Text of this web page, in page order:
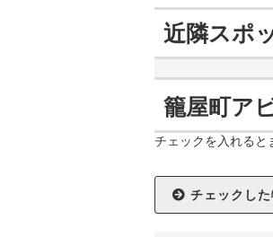
近隣スポ
籠屋町ア
チェックを入れると